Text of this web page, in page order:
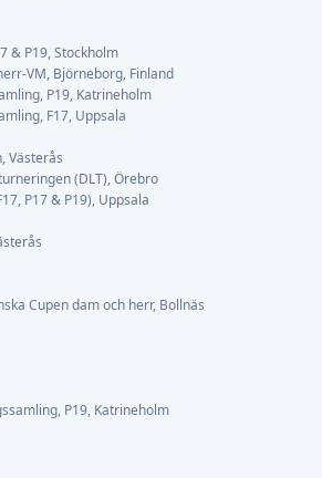
& P19, Stockholm
VM, Björneborg, Finland
P19, Katrineholm
F17, Uppsala
Västerås
(DLT), Örebro
P17 & P19), Uppsala
Cupen dam och herr, Bollnäs
P19, Katrineholm